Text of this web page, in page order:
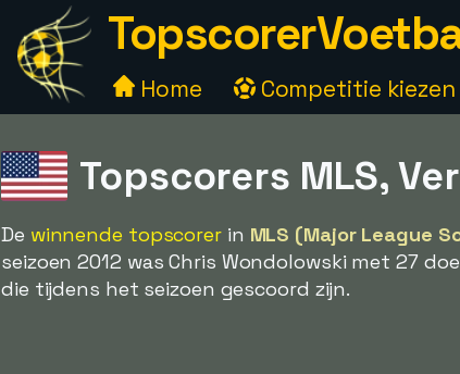
Home Competitie kiezen
Topscorers MLS,
De winnende topscorerin MLS (Major League
seizoen 2012 was Chris Wondolowski met 27
die tijdens het seizoen gescoord zijn.